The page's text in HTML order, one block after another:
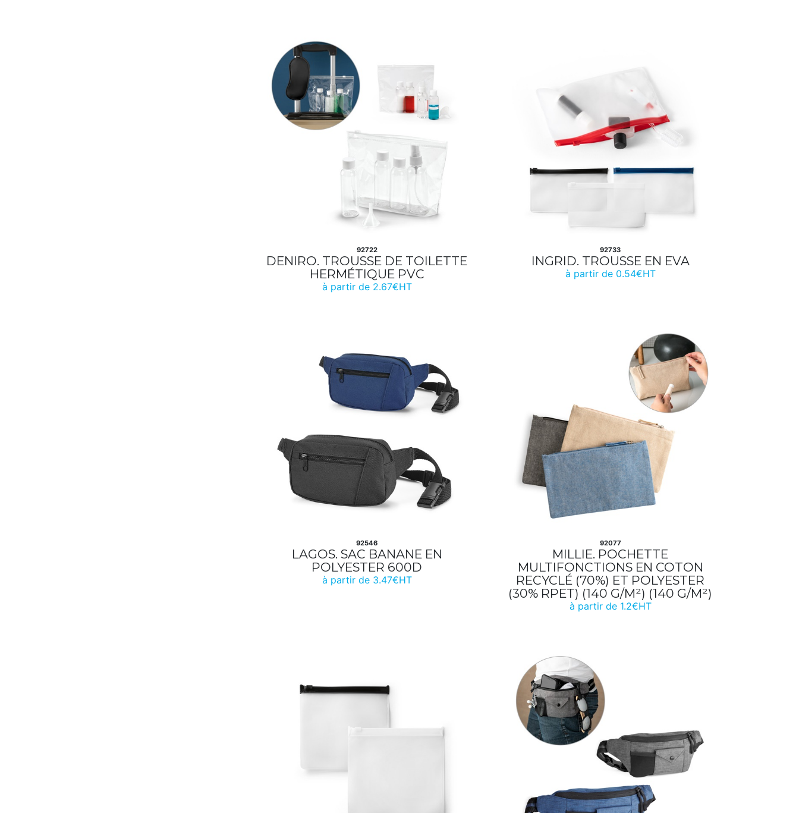
92722
DENIRO. TROUSSE DE TOILETTE
HERMÉTIQUE PVC
à partir de 2.67€HT
92733
INGRID. TROUSSE EN EVA
à partir de 0.54€HT
92546
LAGOS. SAC BANANE EN
POLYESTER 600D
à partir de 3.47€HT
92077
MILLIE. POCHETTE
MULTIFONCTIONS EN COTON
RECYCLÉ (70%) ET POLYESTER
(30% RPET) (140 G/M²) (140 G/M²)
à partir de 1.2€HT